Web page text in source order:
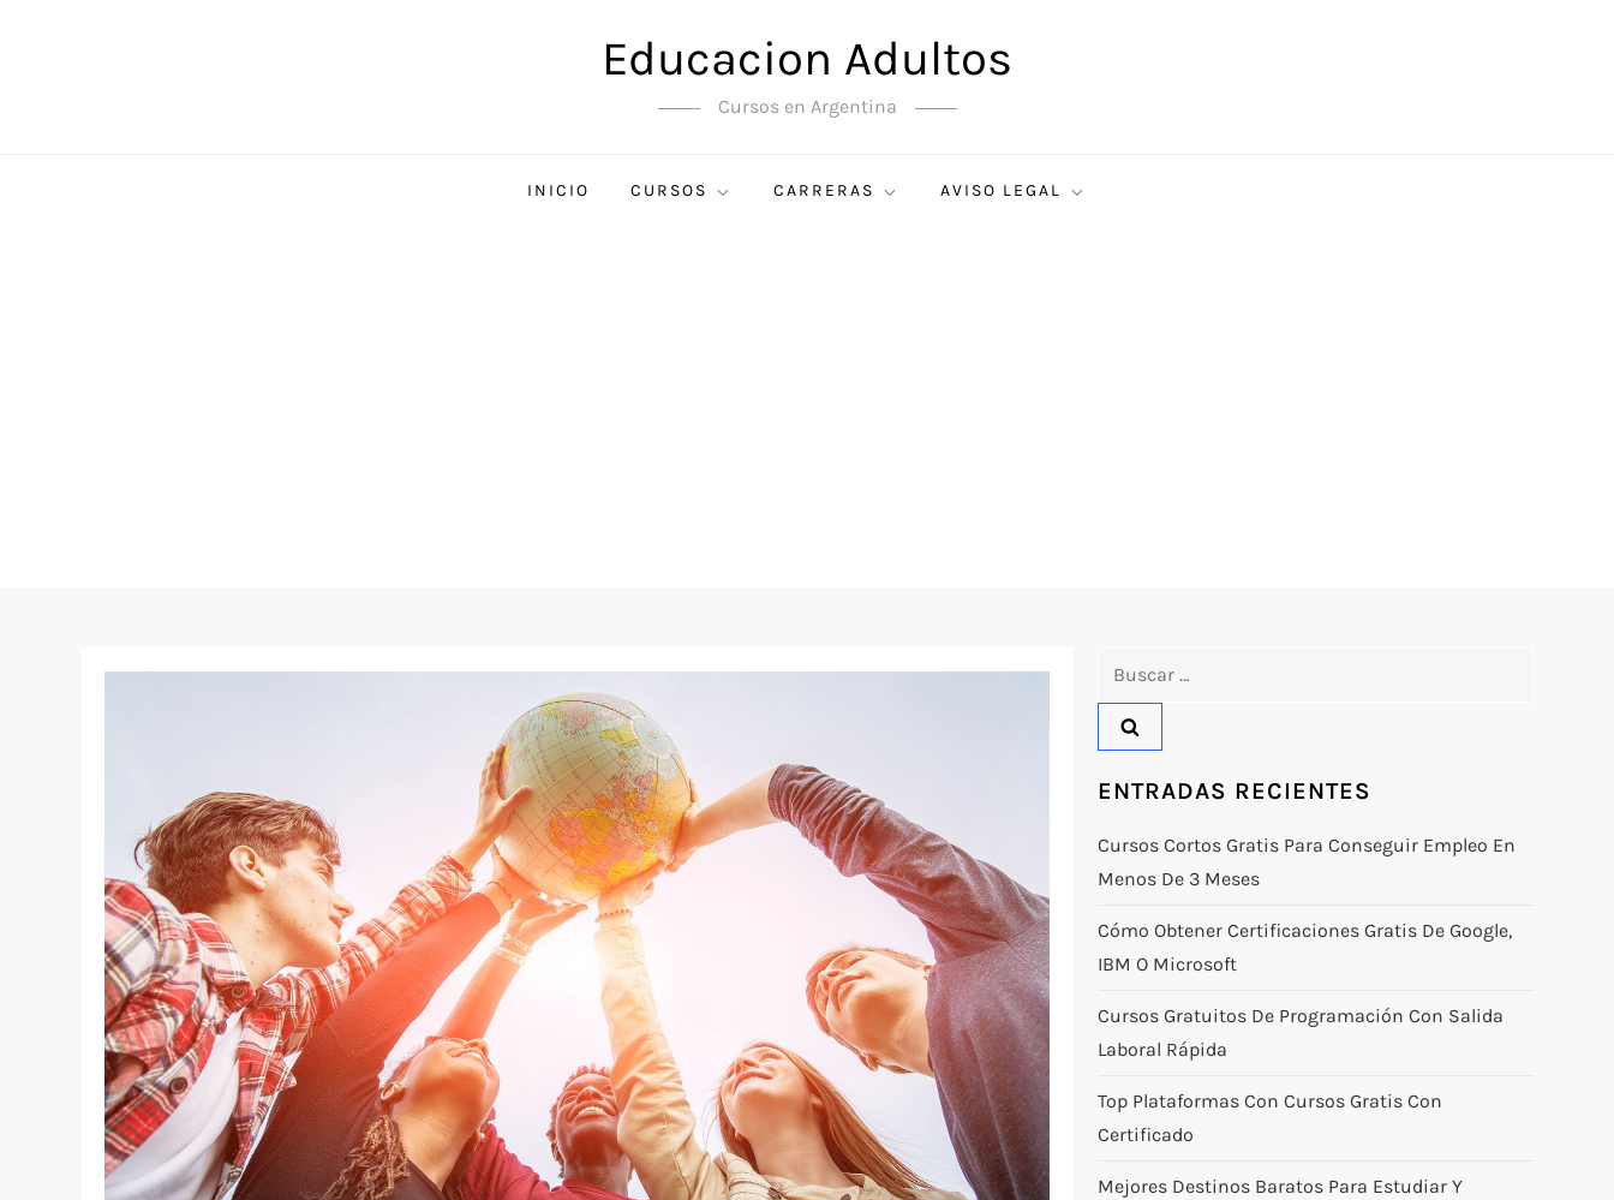
Educacion Adultos
Cursos en Argentina
INICIO CURSOS CARRERAS AVISO LEGAL
ENTRADAS RECIENTES
Cursos Cortos Gratis Para Conseguir Empleo En
Menos De 3 Meses
Cómo Obtener Certificaciones Gratis De Google,
IBM O Microsoft
Cursos Gratuitos De Programación Con Salida
Laboral Rápida
Top Plataformas Con Cursos Gratis Con
Certificado
Mejores Destinos Baratos Para Estudiar Y